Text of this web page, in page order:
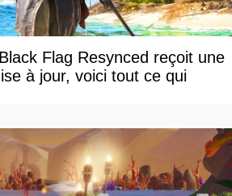
Flag Resynced reçoit une
à jour, voici tout ce qui